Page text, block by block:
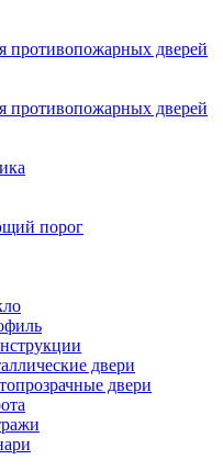
противопожарных дверей
противопожарных дверей
порог
двери
двери